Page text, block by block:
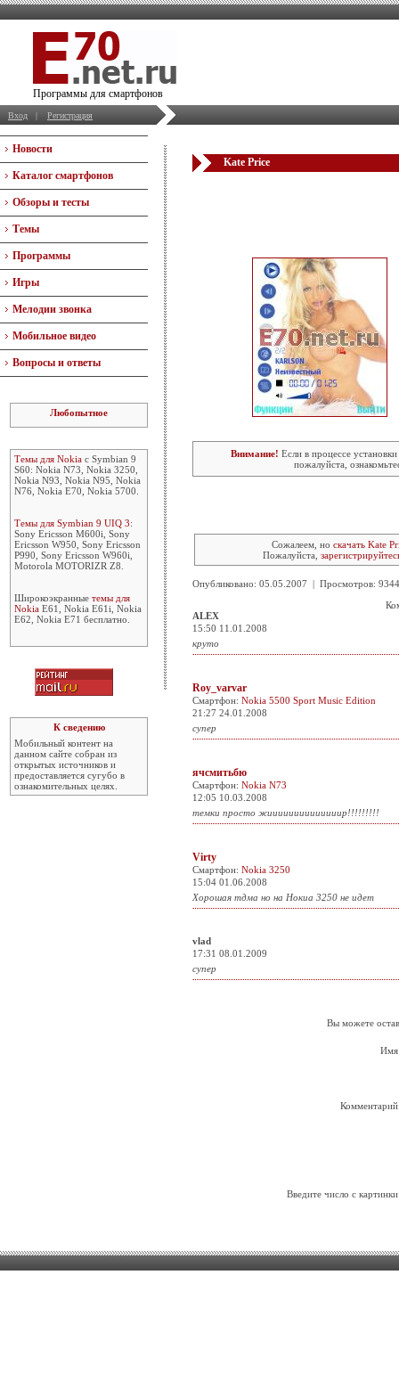
Программы для смартфонов
Вход | Регистрация
Новости
Каталог смартфонов
Обзоры и тесты
Темы
Программы
Игры
Мелодии звонка
Мобильное видео
Вопросы и ответы
Любопытное
Темы для Nokia с Symbian 9
S60: Nokia N73, Nokia 3250,
Nokia N93, Nokia N95, Nokia
N76, Nokia E70, Nokia 5700.
Темы для Symbian 9 UIQ 3:
Sony Ericsson M600i, Sony
Ericsson W950, Sony Ericsson
P990, Sony Ericsson W960i,
Motorola MOTORIZR Z8.
Широкоэкранные темы для
Nokia E61, Nokia E61i, Nokia
E62, Nokia E71 бесплатно.
К сведению
Мобильный контент на
данном сайте собран из
открытых источников и
предоставляется сугубо в
ознакомительных целях.
Kate Price
Внимание! Если в процессе
пожалуйста,
Сожалеем, но скачать Kate
Пожалуйста,
Опубликовано: 05.05.2007 | Просмотров:
ALEX
15:50 11.01.2008
круто
Roy_varvar
Смартфон: Nokia 5500 Sport Music Edition
21:27 24.01.2008
супер
ячсмитьбю
Смартфон: Nokia N73
12:05 10.03.2008
темки просто жиииииииииииииир!!!!!!!!!
Virty
Смартфон: Nokia 3250
15:04 01.06.2008
Хорошая тдма но на Нокиа 3250 не идет
vlad
17:31 08.01.2009
супер
Вы можете
Введите число с